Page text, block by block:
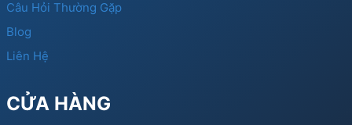
Câu Hỏi Thường Gặp
Blog
Liên Hệ
CỬA HÀNG